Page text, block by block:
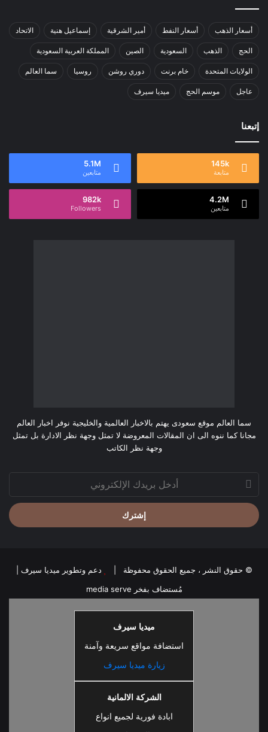
أسعار الذهب أسعار النفط أمير الشرقية إسماعيل هنية الاتحاد
الحج الذهب السعودية الصين المملكة العربية السعودية
الولايات المتحدة خام برنت دوري روشن روسيا سما العالم
عاجل موسم الحج ميديا سيرف
إتبعنا
145k
متابعة
5.1M
متابعين
4.2M
متابعين
982k
Followers
© حقوق النشر ، جميع الحقوق محفوظة | دعم وتطوير ميديا سيرف|
مُستضاف بفخر media serve
ميديا سيرف
استضافة مواقع سريعة وآمنة
زيارة ميديا سيرف
ابادة فورية لجميع انواع
الحشرات
زيارة الشركة الالمانية
مركز مكافحة النمل الابيض
متخصصون فى مكافحة النمل
الابيض
زيارة مركز مكافحة النمل
الابيض